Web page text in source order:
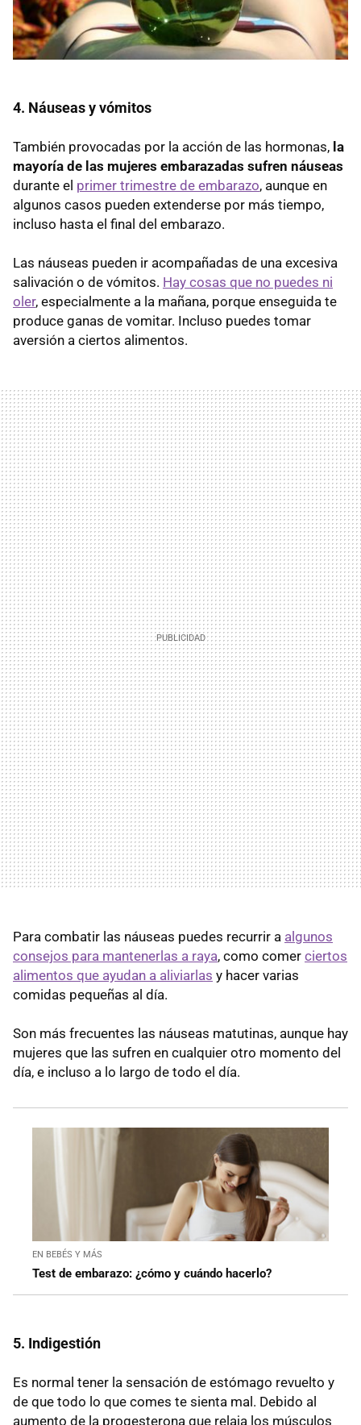
4. Náuseas y vómitos
También provocadas por la acción de las hormonas, la
mayoría de las mujeres embarazadas sufren náuseas
durante el primer trimestre de embarazo, aunque en
algunos casos pueden extenderse por más tiempo,
incluso hasta el final del embarazo.
Las náuseas pueden ir acompañadas de una excesiva
salivación o de vómitos. Hay cosas que no puedes ni
oler, especialmente a la mañana, porque enseguida te
produce ganas de vomitar. Incluso puedes tomar
aversión a ciertos alimentos.
Para combatir las náuseas puedes recurrir a algunos
consejos para mantenerlas a raya, como comer ciertos
alimentos que ayudan a aliviarlas y hacer varias
comidas pequeñas al día.
Son más frecuentes las náuseas matutinas, aunque hay
mujeres que las sufren en cualquier otro momento del
día, e incluso a lo largo de todo el día.
EN BEBÉS Y MÁS
Test de embarazo: ¿cómo y cuándo hacerlo?
5. Indigestión
Es normal tener la sensación de estómago revuelto y
de que todo lo que comes te sienta mal. Debido al
aumento de la progesterona que relaja los músculos